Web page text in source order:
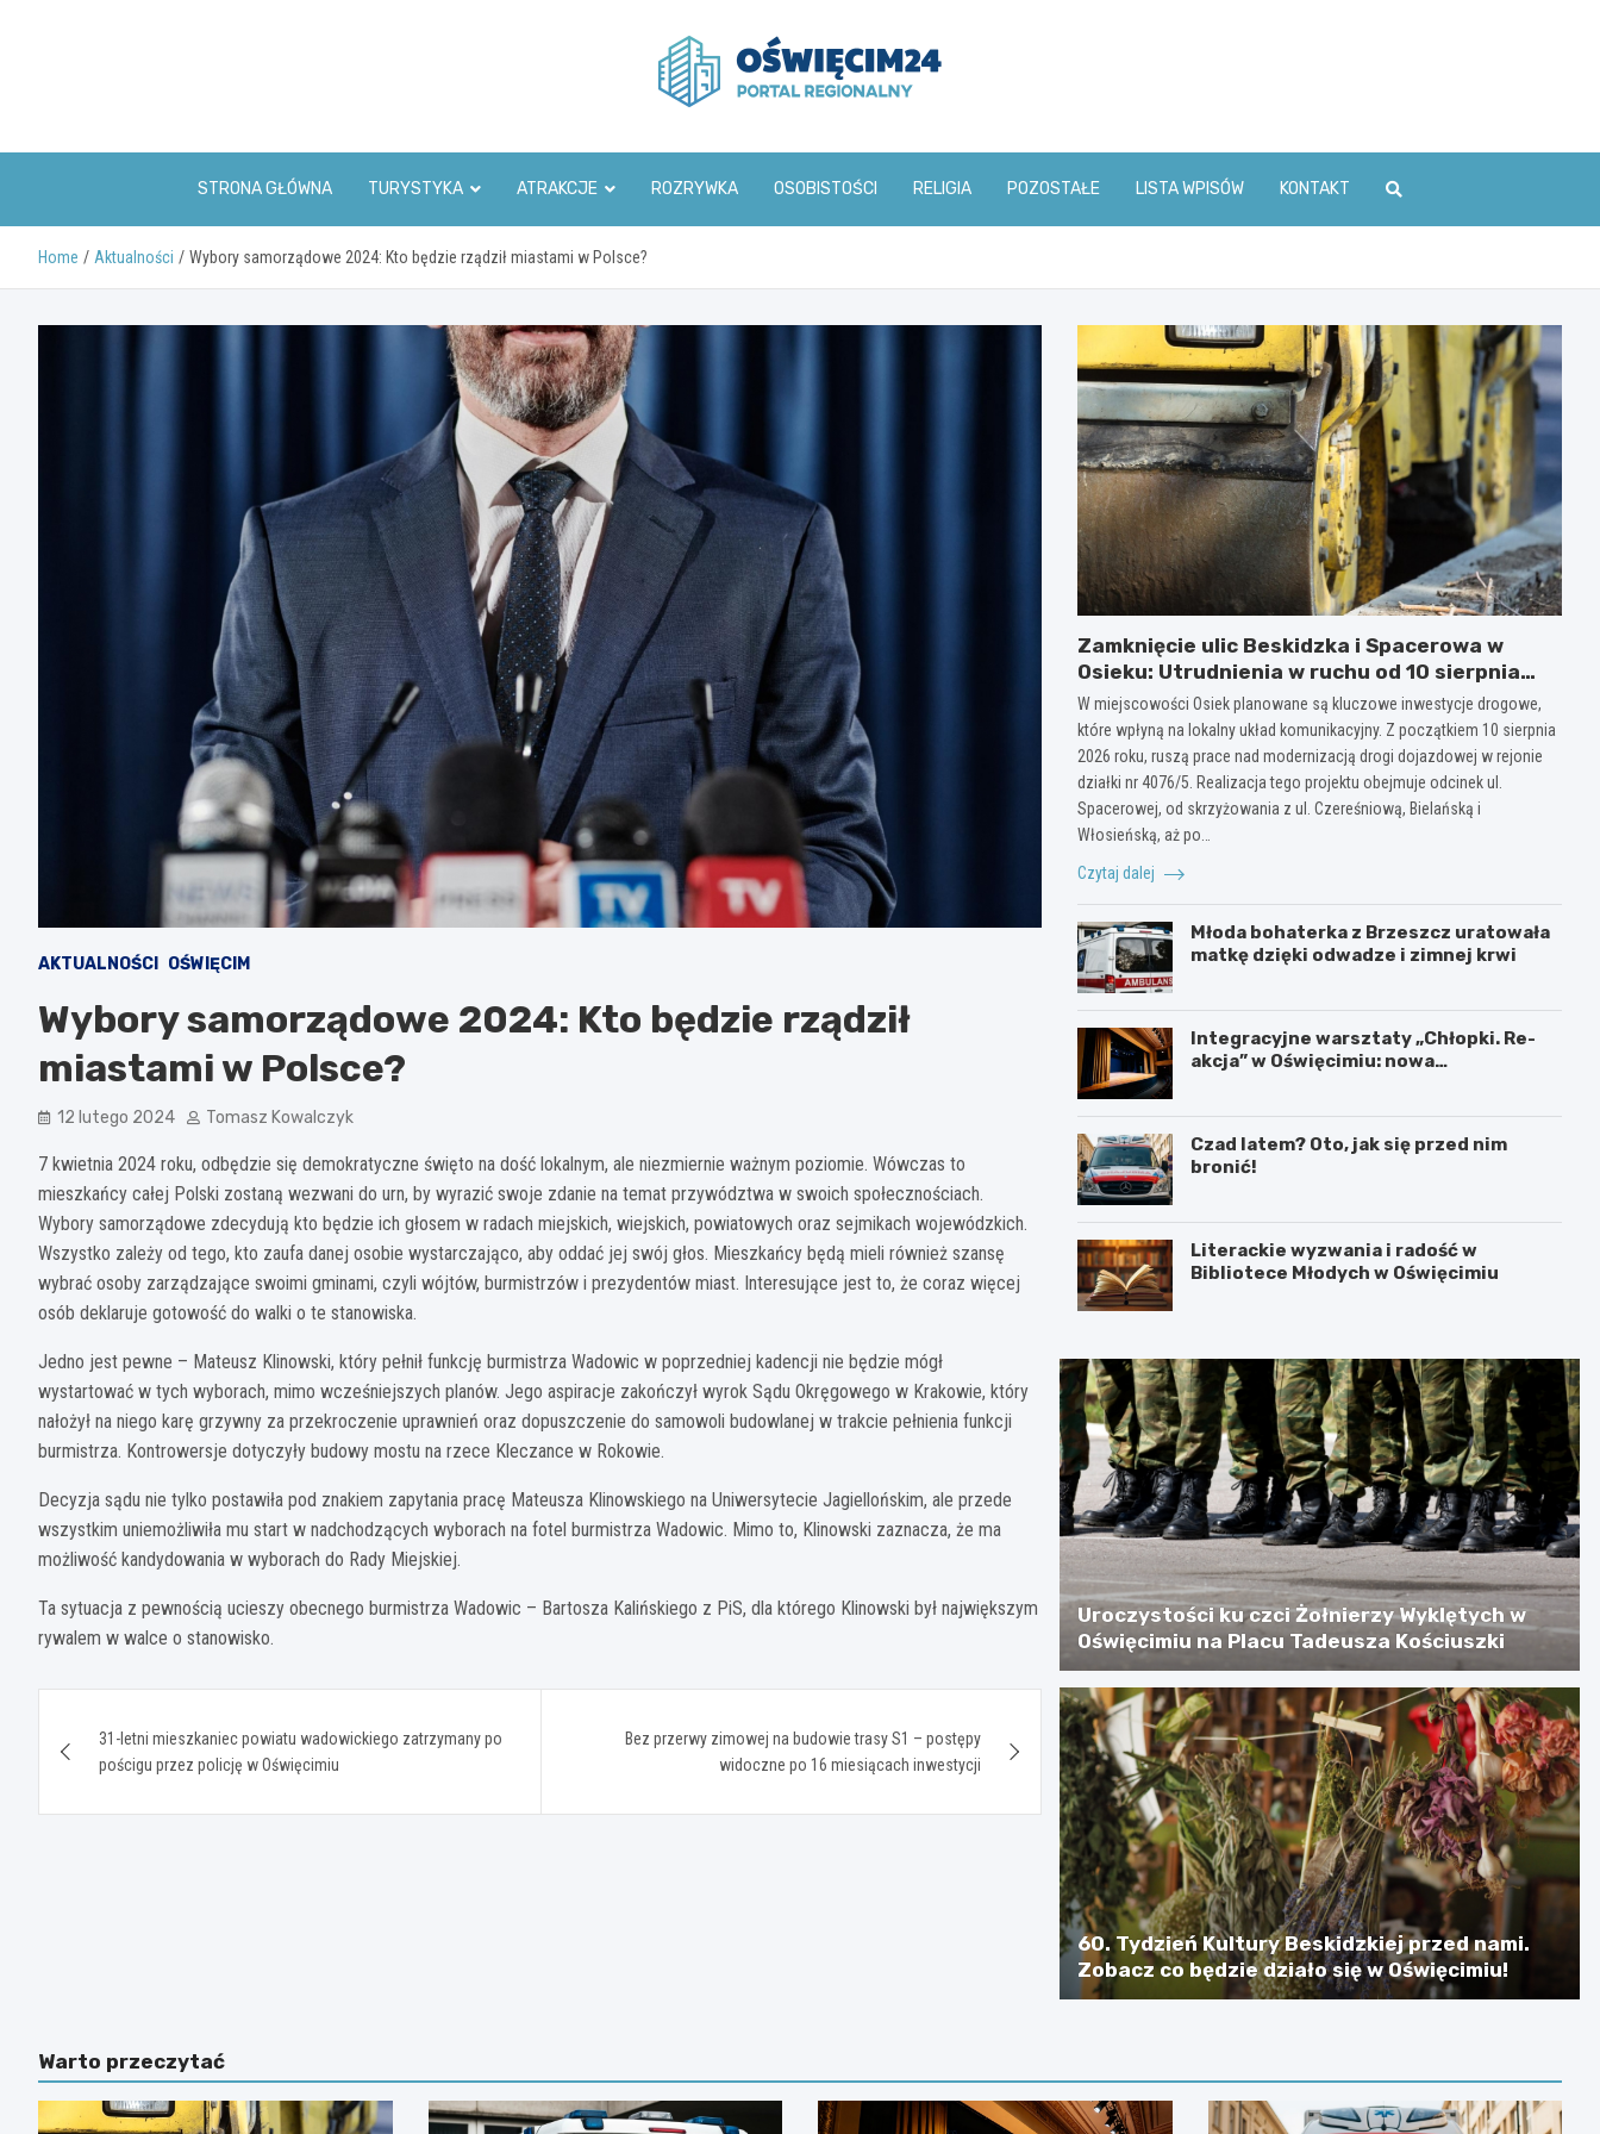
www.oswiecim24.pl
STRONA GŁÓWNA TURYSTYKA ATRAKCJE ROZRYWKA OSOBISTOŚCI RELIGIA POZOSTAŁE LISTA WPISÓW KONTAKT
Home Aktualności Wybory samorządowe 2024: Kto będzie rządził miastami w Polsce?
AKTUALNOŚCI OŚWIĘCIM
Wybory samorządowe 2024: Kto będzie rządził
miastami w Polsce?
12 lutego 2024 Tomasz Kowalczyk
7 kwietnia 2024 roku, odbędzie się demokratyczne święto na dość lokalnym, ale niezmiernie ważnym poziomie. Wówczas to
mieszkańcy całej Polski zostaną wezwani do urn, by wyrazić swoje zdanie na temat przywództwa w swoich społecznościach.
Wybory samorządowe zdecydują kto będzie ich głosem w radach miejskich, wiejskich, powiatowych oraz sejmikach wojewódzkich.
Wszystko zależy od tego, kto zaufa danej osobie wystarczająco, aby oddać jej swój głos. Mieszkańcy będą mieli również szansę
wybrać osoby zarządzające swoimi gminami, czyli wójtów, burmistrzów i prezydentów miast. Interesujące jest to, że coraz więcej
osób deklaruje gotowość do walki o te stanowiska.
Jedno jest pewne – Mateusz Klinowski, który pełnił funkcję burmistrza Wadowic w poprzedniej kadencji nie będzie mógł
wystartować w tych wyborach, mimo wcześniejszych planów. Jego aspiracje zakończył wyrok Sądu Okręgowego w Krakowie, który
nałożył na niego karę grzywny za przekroczenie uprawnień oraz dopuszczenie do samowoli budowlanej w trakcie pełnienia funkcji
burmistrza. Kontrowersje dotyczyły budowy mostu na rzece Kleczance w Rokowie.
Decyzja sądu nie tylko postawiła pod znakiem zapytania pracę Mateusza Klinowskiego na Uniwersytecie Jagiellońskim, ale przede
wszystkim uniemożliwiła mu start w nadchodzących wyborach na fotel burmistrza Wadowic. Mimo to, Klinowski zaznacza, że ma
możliwość kandydowania w wyborach do Rady Miejskiej.
Ta sytuacja z pewnością ucieszy obecnego burmistrza Wadowic – Bartosza Kalińskiego z PiS, dla którego Klinowski był największym
rywalem w walce o stanowisko.
wpisu
31-letni mieszkaniec powiatu wadowickiego zatrzymany po
pościgu przez policję w Oświęcimiu
Bez przerwy zimowej na budowie trasy S1 – postępy
widoczne po 16 miesiącach inwestycji
Zamknięcie ulic Beskidzka i Spacerowa w
Osieku: Utrudnienia w ruchu od 10 sierpnia
2026 roku
W miejscowości Osiek planowane są kluczowe inwestycje drogowe,
które wpłyną na lokalny układ komunikacyjny. Z początkiem 10 sierpnia
2026 roku, ruszą prace nad modernizacją drogi dojazdowej w rejonie
działki nr 4076/5. Realizacja tego projektu obejmuje odcinek ul.
Spacerowej, od skrzyżowania z ul. Czereśniową, Bielańską i
Włosieńską, aż po…
Czytaj dalej
Młoda bohaterka z Brzeszcz uratowała
matkę dzięki odwadze i zimnej krwi
Integracyjne warsztaty „Chłopki. Re-
akcja” w Oświęcimiu: nowa
Czad latem? Oto, jak się przed nim
bronić!
Literackie wyzwania i radość w
Bibliotece Młodych w Oświęcimiu
Uroczystości ku czci Żołnierzy Wyklętych w
Oświęcimiu na Placu Tadeusza Kościuszki
60. Tydzień Kultury Beskidzkiej przed nami.
Zobacz co będzie działo się w Oświęcimiu!
Warto przeczytać